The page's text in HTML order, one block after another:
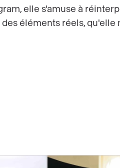
elle s'amuse à
éléments réels, qu'elle